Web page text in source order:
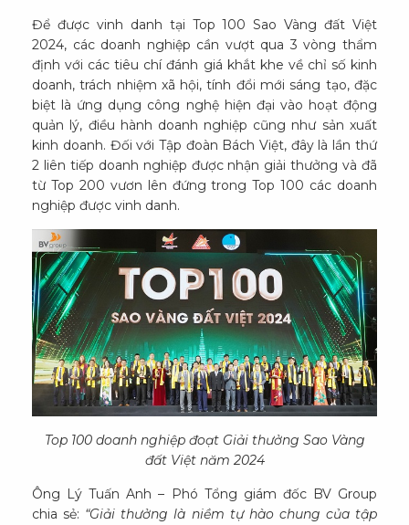
Để được vinh danh tại Top 100 Sao Vàng đất Việt
2024, các doanh nghiệp cần vượt qua 3 vòng thẩm
định với các tiêu chí đánh giá khắt khe về chỉ số kinh
doanh, trách nhiệm xã hội, tính đổi mới sáng tạo, đặc
biệt là ứng dụng công nghệ hiện đại vào hoạt động
quản lý, điều hành doanh nghiệp cũng như sản xuất
kinh doanh. Đối với Tập đoàn Bách Việt, đây là lần thứ
2 liên tiếp doanh nghiệp được nhận giải thưởng và đã
từ Top 200 vươn lên đứng trong Top 100 các doanh
nghiệp được vinh danh.
Top 100 doanh nghiệp đoạt Giải thưởng Sao Vàng
đất Việt năm 2024
Ông Lý Tuấn Anh – Phó Tổng giám đốc BV Group
chia sẻ: “Giải thưởng là niềm tự hào chung của tập